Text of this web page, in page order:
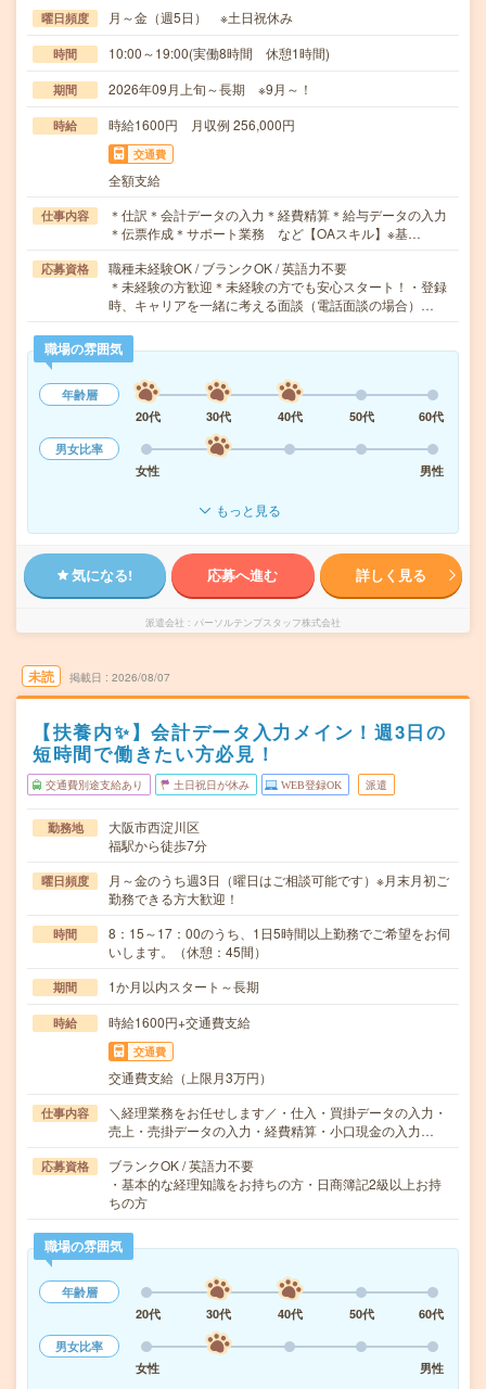
曜日頻度 月～金（週5日） ※土日祝休み
時間 10:00～19:00(実働8時間 休憩1時間)
期間 2026年09月上旬～長期 ※9月～！
時給 時給1600円 月収例 256,000円
交通費
全額支給
仕事内容
＊仕訳＊会計データの入力＊経費精算＊給与データの入力
＊伝票作成＊サポート業務 など【OAスキル】※基…
応募資格
職種未経験OK / ブランクOK / 英語力不要
＊未経験の方歓迎＊未経験の方でも安心スタート！・登録
時、キャリアを一緒に考える面談（電話面談の場合）…
職場の雰囲気
年齢層
20代
30代 40代 50代
60代
男女比率
女性
男性
もっと見る
気になる! 応募へ進む 詳しく見る
派遣会社 パーソルテンプスタッフ株式会社
未読 掲載日 2026/08/07
【扶養内✨】会計データ入力メイン！週3日の
短時間で働きたい方必見！
交通費別途支給あり 土日祝日が休み WEB登録OK 派遣
勤務地
大阪市西淀川区
福駅から徒歩7分
曜日頻度
月～金のうち週3日（曜日はご相談可能です）※月末月初ご
勤務できる方大歓迎！
時間
8：15～17：00のうち、1日5時間以上勤務でご希望をお伺
いします。（休憩：45間）
期間 1か月以内スタート～長期
時給 時給1600円+交通費支給
交通費
交通費支給（上限月3万円）
仕事内容
＼経理業務をお任せします／・仕入・買掛データの入力・
売上・売掛データの入力・経費精算・小口現金の入力…
応募資格
ブランクOK / 英語力不要
・基本的な経理知識をお持ちの方・日商簿記2級以上お持
ちの方
職場の雰囲気
年齢層
20代
30代 40代 50代
60代
男女比率
女性
男性